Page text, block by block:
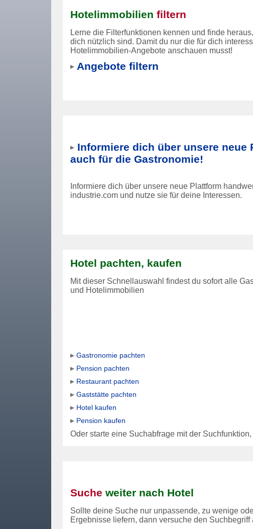
Hotelimmobilien filtern
Lerne die Filterfunktionen kennen und finde
dich nützlich sind. Damit du nur die für dich
Hotelimmobilien-Angebote anschauen musst!
Angebote filtern
Informiere dich über unsere neue
auch für die Gastronomie!
Informiere dich über unsere neue Plattform
industrie.com und nutze sie für deine Interessen.
Hotel pachten, kaufen
Mit dieser Schnellauswahl findest du sofort alle
und Hotelimmobilien
Gastronomie pachten
Pension pachten
Restaurant pachten
Gaststätte pachten
Hotel kaufen
Pension kaufen
Oder starte eine Suchabfrage mit der
Suche weiter nach Hotel
Sollte deine Suche nur unpassende, zu wenige
Ergebnisse liefern, dann versuche den Suchbegriff